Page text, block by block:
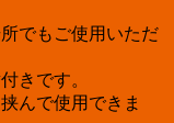
でもご使用いただ
きです。
んで使用できま